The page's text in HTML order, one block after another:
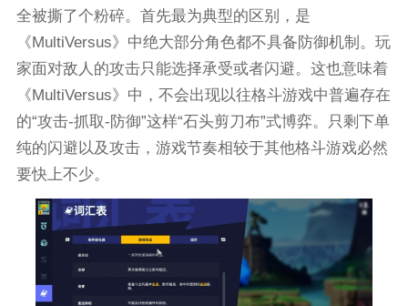
全被撕了个粉碎。首先最为典型的区别，是
《MultiVersus》中绝大部分角色都不具备防御机制。玩
家面对敌人的攻击只能选择承受或者闪避。这也意味着
《MultiVersus》中，不会出现以往格斗游戏中普遍存在
的“攻击-抓取-防御”这样“石头剪刀布”式博弈。只剩下单
纯的闪避以及攻击，游戏节奏相较于其他格斗游戏必然
要快上不少。